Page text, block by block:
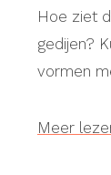
Hoe ziet
gedijen?
vormen
Meer